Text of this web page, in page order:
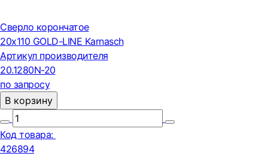
Сверло корончатое
20х110 GOLD-LINE Karnasch
Артикул производителя
20.1280N-20
по запросу
В корзину
Код товара:
426894